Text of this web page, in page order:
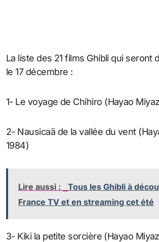
La liste des 21 films Ghibli qui seront
le 17 décembre :
1- Le voyage de Chihiro (Hayao
2- Nausicaä de la vallée du vent
1984)
Lire aussi :
Tous les Ghibli à
France TV et en streaming cet été
3- Kiki la petite sorcière (Hayao